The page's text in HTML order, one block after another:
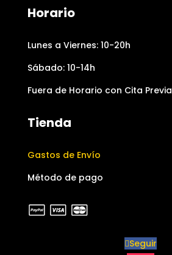
Horario
Lunes a Viernes: 10-20h
Sábado: 10-14h
Fuera de Horario con Cita Previa
Tienda
Gastos de Envío
Método de pago
Seguir